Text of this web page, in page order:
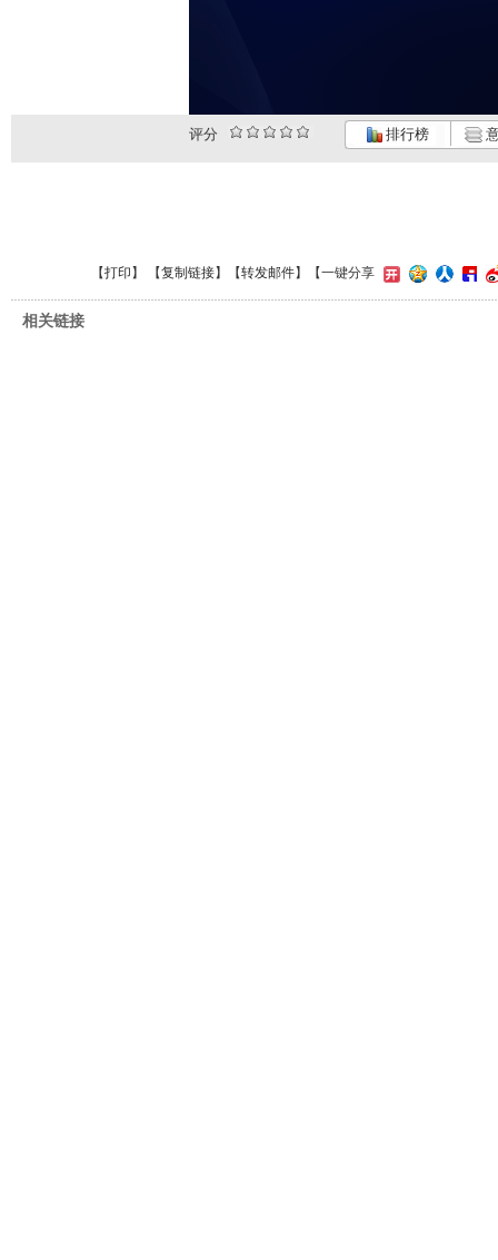
评分 排行榜
【打印 】 【复制链接】【转发邮件】 【一键分享
相关链接